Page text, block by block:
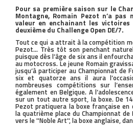
Pour sa première saison sur le
Montagne, Romain Pezot n’a
valeur en enchainant les
deuxième du Challenge Open DE/7.
Tout ce qui a attrait à la compétition
Pezot… Très tôt son penchant
puisque dès l’âge de six ans il
au motocross. Le jeune Romain
jusqu’à participer au Championnat de
six et quatorze ans il aura
nombreuses compétitions sur
également en Belgique. A
sur un tout autre sport, la boxe. De
Pezot pratiquera la boxe française en
la quatrième place du Championnat
vers le ''Noble Art'', la boxe anglaise,